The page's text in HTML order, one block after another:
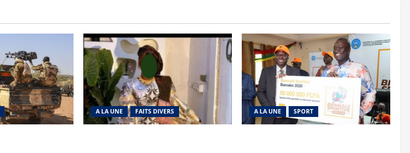
A LA UNE FAITS DIVERS A LA UNE SPORT